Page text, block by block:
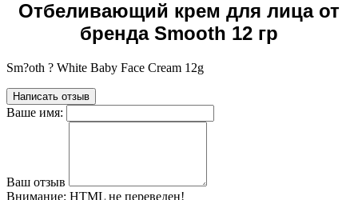
Отбеливающий крем для лица от
бренда Smooth 12 гр
Sm?oth ? White Baby Face Cream 12g
Написать отзыв
Ваше имя:
Ваш отзыв
Внимание: HTML не переведен!